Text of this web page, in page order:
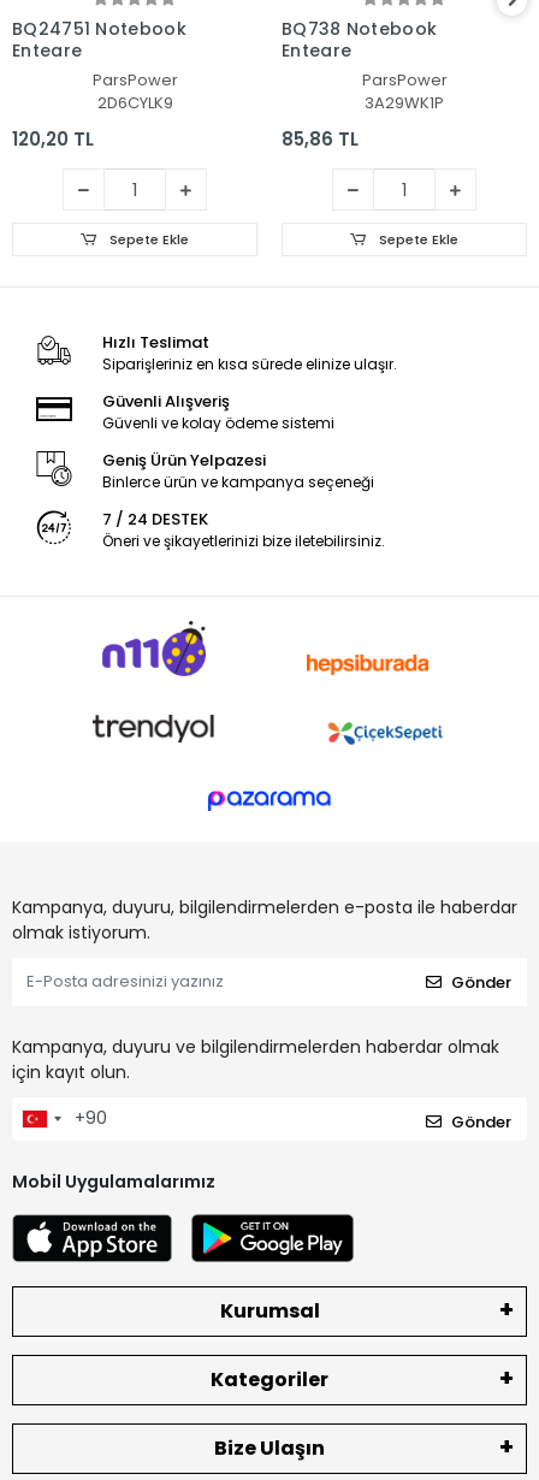
BQ24751 Notebook
Entegre
ParsPower
2D6CYLK9
120,20 TL
Sepete Ekle
BQ738 Notebook
Entegre
ParsPower
3A29WK1P
85,86 TL
Sepete Ekle
Hızlı Teslimat
Siparişleriniz en kısa sürede elinize ulaşır.
Güvenli Alışveriş
Güvenli ve kolay ödeme sistemi
Geniş Ürün Yelpazesi
Binlerce ürün ve kampanya seçeneği
7 / 24 DESTEK
Öneri ve şikayetlerinizi bize iletebilirsiniz.
Kampanya, duyuru, bilgilendirmelerden e-posta ile haberdar
olmak istiyorum.
Gönder
Kampanya, duyuru ve bilgilendirmelerden haberdar olmak
için kayıt olun.
Gönder
Mobil Uygulamalarımız
Kurumsal
Kategoriler
Bize Ulaşın